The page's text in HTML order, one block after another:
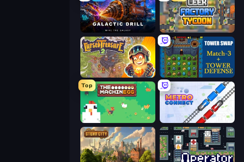
Galactic Drill Leek Factory Tycoon
Cursed Treasure 2 Tower Swap
Top
The MachinEGG Metro Connect